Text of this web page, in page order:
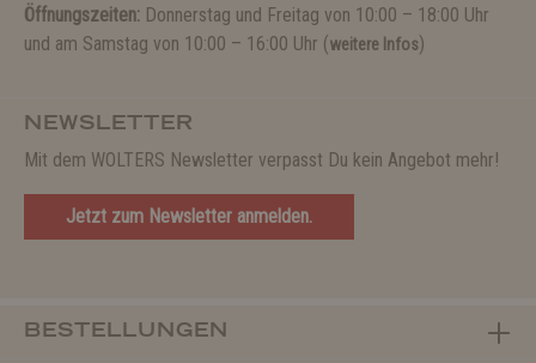
Öffnungszeiten: Donnerstag und Freitag von 10:00 – 18:00 Uhr
und am Samstag von 10:00 – 16:00 Uhr (weitere Infos)
NEWSLETTER
Mit dem WOLTERS Newsletter verpasst Du kein Angebot mehr!
Jetzt zum Newsletter anmelden.
BESTELLUNGEN